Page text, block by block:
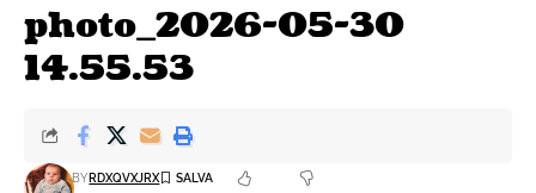
photo_2026-05-30
14.55.53
BY RDXQVXJRX